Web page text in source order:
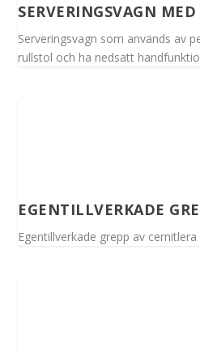
SERVERINGSVAGN
Serveringsvagn som används av
rullstol och ha nedsatt
EGENTILLVERKADE
Egentillverkade grepp av